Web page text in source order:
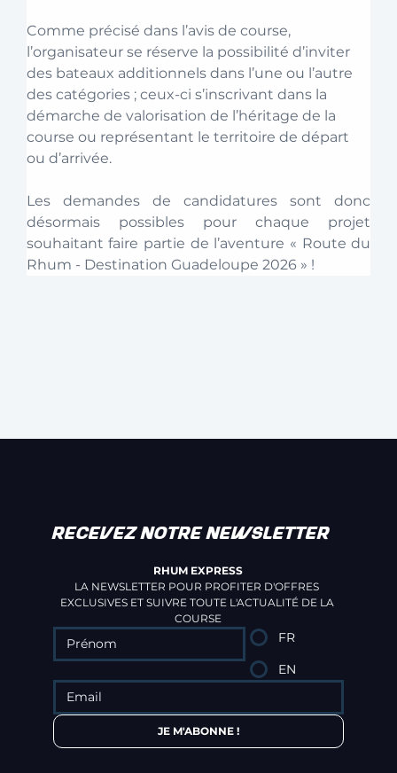
Comme précisé dans l’avis de course,
l’organisateur se réserve la possibilité d’inviter
des bateaux additionnels dans l’une ou l’autre
des catégories ; ceux-ci s’inscrivant dans la
démarche de valorisation de l’héritage de la
course ou représentant le territoire de départ
ou d’arrivée.
Les demandes de candidatures sont donc
désormais possibles pour chaque projet
souhaitant faire partie de l’aventure « Route du
Rhum - Destination Guadeloupe 2026 » !
RECEVEZ NOTRE NEWSLETTER
RHUM EXPRESS
LA NEWSLETTER POUR PROFITER D'OFFRES
EXCLUSIVES ET SUIVRE TOUTE L'ACTUALITÉ DE LA
COURSE
FR
EN
JE M'ABONNE !